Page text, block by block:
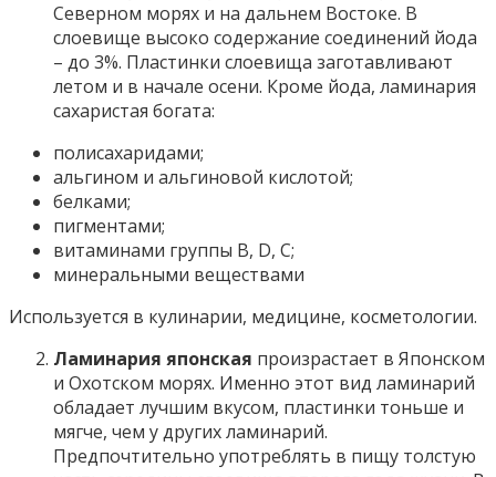
Северном морях и на дальнем Востоке. В
слоевище высоко содержание соединений йода
– до 3%. Пластинки слоевища заготавливают
летом и в начале осени. Кроме йода, ламинария
сахаристая богата:
полисахаридами;
альгином и альгиновой кислотой;
белками;
пигментами;
витаминами группы В, D, С;
минеральными веществами
Используется в кулинарии, медицине, косметологии.
Ламинария японская произрастает в Японском
и Охотском морях. Именно этот вид ламинарий
обладает лучшим вкусом, пластинки тоньше и
мягче, чем у других ламинарий.
Предпочтительно употреблять в пищу толстую